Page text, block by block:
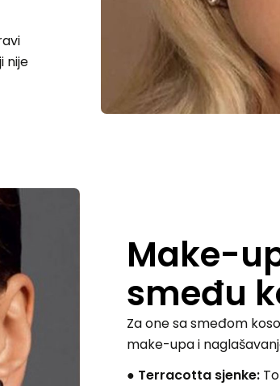
nije
Make-
smeđu
Za one sa smeđom
make-upa i
● Terracotta sjenke: